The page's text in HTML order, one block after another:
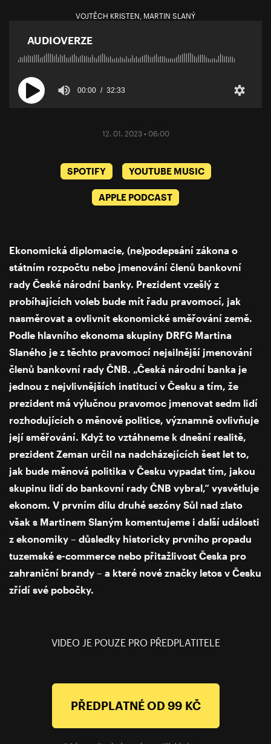
VOJTĚCH KRISTEN MARTIN SLANÝ
AUDIOVERZE
00:00 32:33
12. 01. 2023 • 06:00
SPOTIFY YOUTUBE MUSIC
APPLE PODCAST
Ekonomická diplomacie, (ne)podepsání zákona o
státním rozpočtu nebo jmenování členů bankovní
rady České národní banky. Prezident vzešlý z
probíhajících voleb bude mít řadu pravomocí, jak
nasměrovat a ovlivnit ekonomické směřování země.
Podle hlavního ekonoma skupiny DRFG Martina
Slaného je z těchto pravomocí nejsilnější jmenování
členů bankovní rady ČNB. „Česká národní banka je
jednou z nejvlivnějších institucí v Česku a tím, že
prezident má výlučnou pravomoc jmenovat sedm lidí
rozhodujících o měnové politice, významně ovlivňuje
její směřování. Když to vztáhneme k dnešní realitě,
prezident Zeman určil na nadcházejících šest let to,
jak bude měnová politika v Česku vypadat tím, jakou
skupinu lidí do bankovní rady ČNB vybral,“ vysvětluje
ekonom. V prvním dílu druhé sezóny Sůl nad zlato
však s Martinem Slaným komentujeme i další události
z ekonomiky – důsledky historicky prvního propadu
tuzemské e-commerce nebo přitažlivost Česka pro
zahraniční brandy – a které nové značky letos v Česku
zřídí své pobočky.
VIDEO JE POUZE PRO PŘEDPLATITELE
PŘEDPLATNÉ OD 99 KČ